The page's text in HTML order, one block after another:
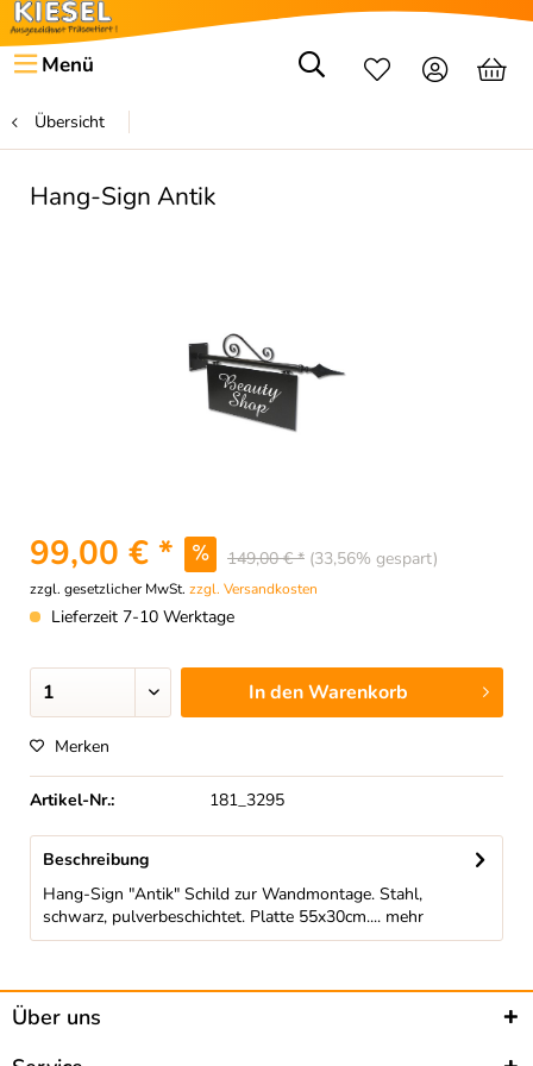
Menü
Übersicht
Hang-Sign Antik
99,00 € * 149,00 € * (33,56% gespart)
zzgl. gesetzlicher MwSt. zzgl. Versandkosten
Lieferzeit 7-10 Werktage
In denWarenkorb
Merken
Artikel-Nr.: 181_3295
Beschreibung
Hang-Sign "Antik" Schild zur Wandmontage. Stahl,
schwarz, pulverbeschichtet. Platte 55x30cm.... mehr
Über uns